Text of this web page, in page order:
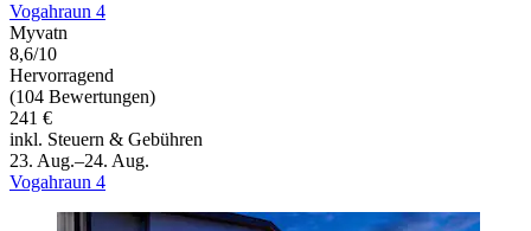
Vogahraun 4
Myvatn
8,6/10
Hervorragend
(104 Bewertungen)
241 €
inkl. Steuern & Gebühren
23. Aug.–24. Aug.
Vogahraun 4